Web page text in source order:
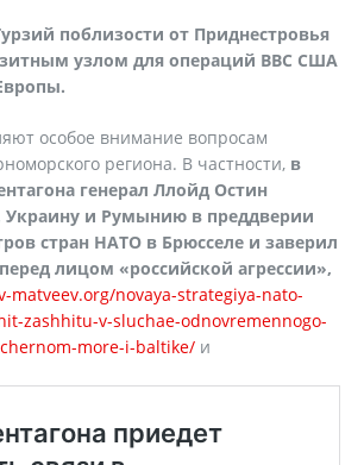
поблизости от Приднестровья
узлом для операций ВВС США
особое внимание вопросам
региона. В частности, в
генерал Ллойд Остин
Украину и Румынию в преддверии
стран НАТО в Брюсселе и заверил
лицом «российской агрессии»,
matveev.org/novaya-strategiya-nato-
zashhitu-v-sluchae-odnovremennogo-
more-i-baltike/ и